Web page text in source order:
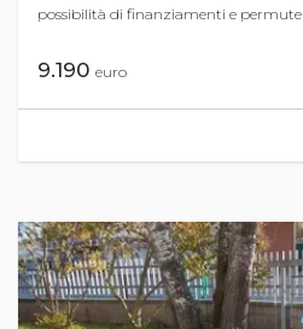
possibilità di finanziamenti e permute
9.190 euro